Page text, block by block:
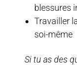
blessures
Travailler
soi-même
Si tu as des